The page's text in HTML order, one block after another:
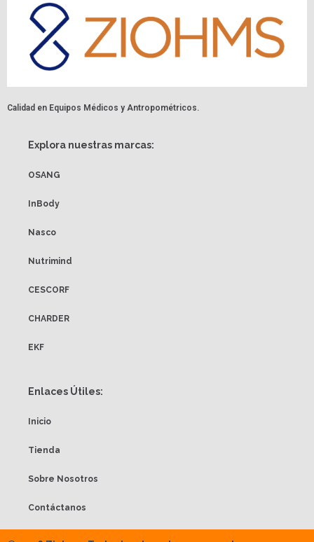
Calidad en Equipos Médicos y Antropométricos.
Explora nuestras marcas:
OSANG
InBody
Nasco
Nutrimind
CESCORF
CHARDER
EKF
Enlaces Útiles:
Inicio
Tienda
Sobre Nosotros
Contáctanos